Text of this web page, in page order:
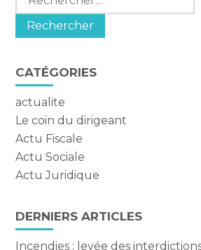
CATÉGORIES
actualite
Le coin du dirigeant
Actu Fiscale
Actu Sociale
Actu Juridique
DERNIERS ARTICLES
Incendies : levée des